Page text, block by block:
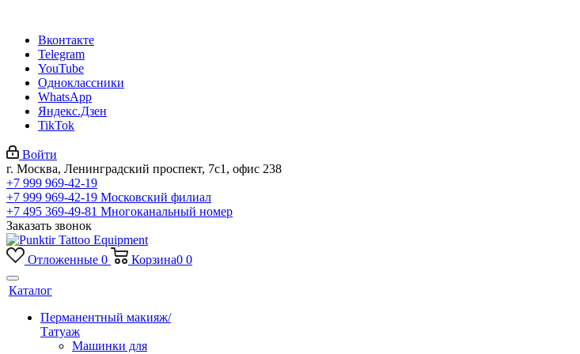
Вконтакте
Telegram
YouTube
Одноклассники
WhatsApp
Яндекс.Дзен
TikTok
Войти
г. Москва, Ленинградский проспект, 7с1, офис 238
+7 999 969-42-19
+7 999 969-42-19 Московский филиал
+7 495 369-49-81 Многоканальный номер
Заказать звонок
Отложенные 0 Корзина0 0
Каталог
Перманентный макияж/
Татуаж
Машинки для